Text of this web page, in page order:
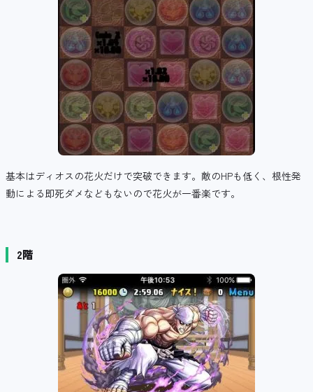
基本はディオスの花火だけで突破できます。敵のHPも低く、根性発
動による即死ダメなどもないので花火が一番楽です。
2階